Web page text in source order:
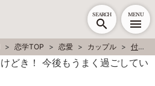
SEARCH MENU
恋学TOP 恋愛 カップル 付き合って半年が気をつけどき！ 今後もうまく過ごしていくコツ